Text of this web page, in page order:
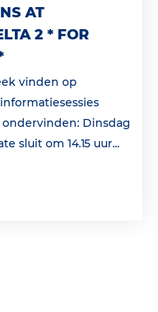
AT
2 * FOR
vinden op
Dinsdag
sluit om 14.15 uur...